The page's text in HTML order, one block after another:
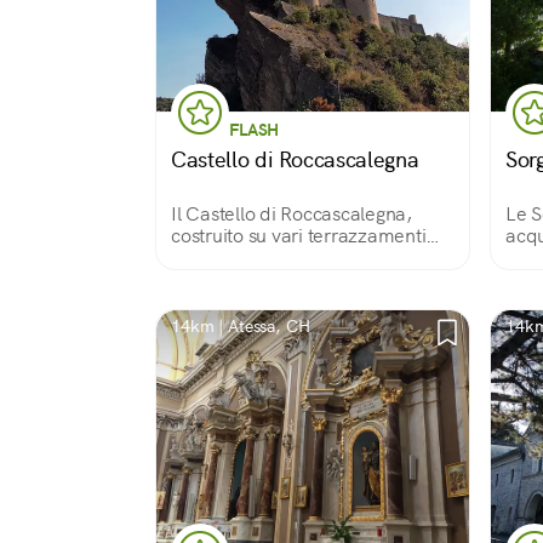
FLASH
Castello di Roccascalegna
Il Castello di Roccascalegna,
costruito su vari terrazzamenti
Le
14km | Atessa, CH